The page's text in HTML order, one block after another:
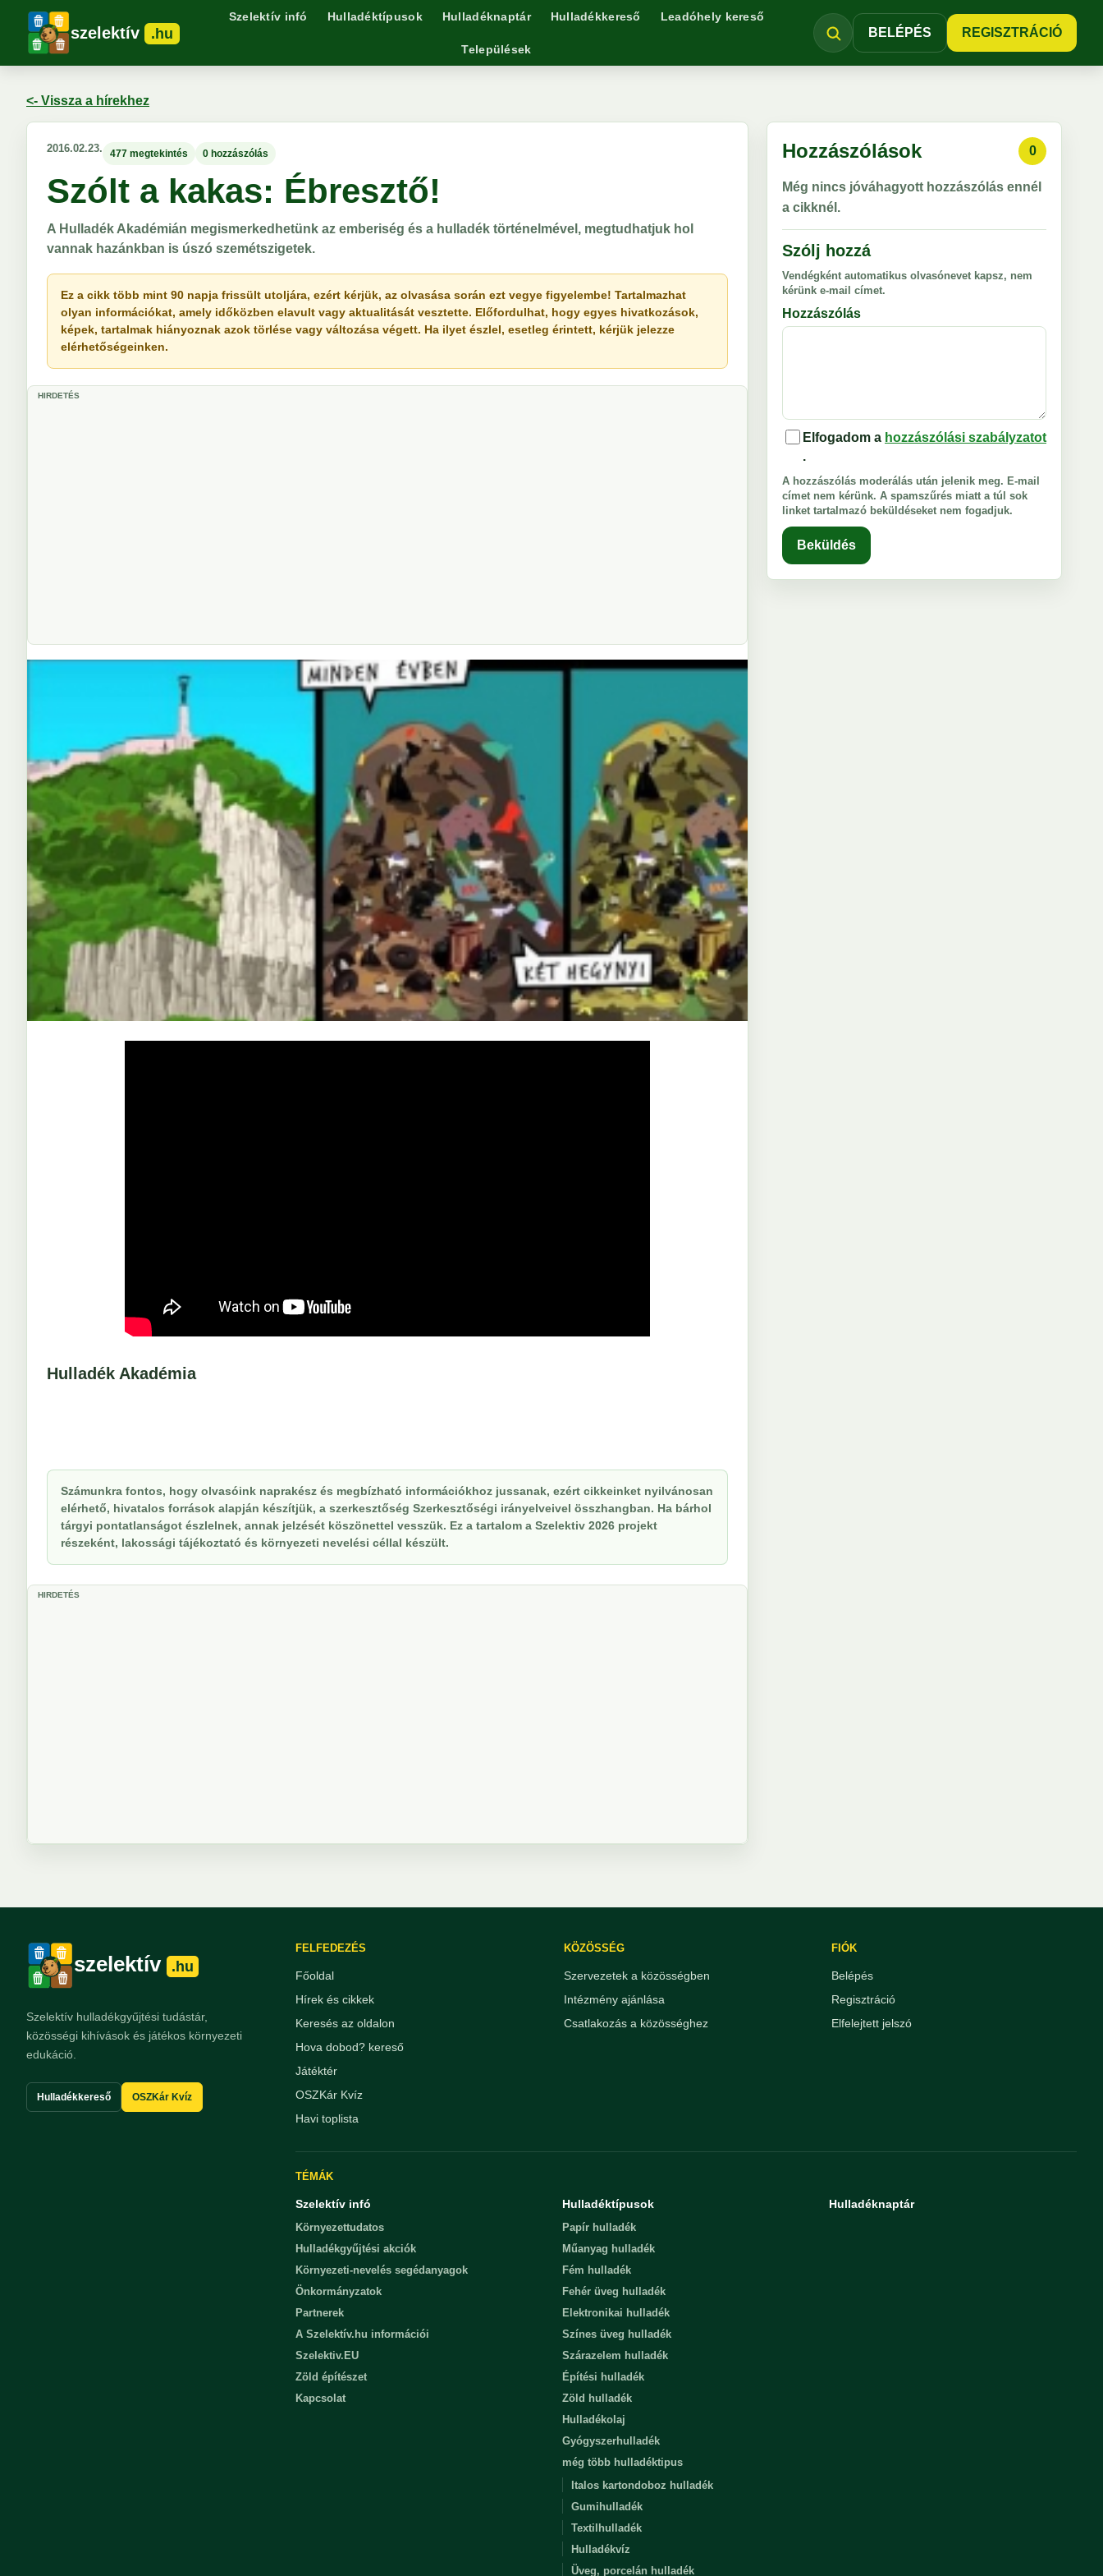
szelektív .hu
Szelektív infó Hulladéktípusok Hulladéknaptár Hulladékkereső Leadóhely kereső
Települések
BELÉPÉS REGISZTRÁCIÓ
<- Vissza a hírekhez
2016.02.23. 477 megtekintés 0 hozzászólás
Szólt a kakas: Ébresztő!
A Hulladék Akadémián megismerkedhetünk az emberiség és a hulladék történelmével, megtudhatjuk hol
vannak hazánkban is úszó szemétszigetek.
Ez a cikk több mint 90 napja frissült utoljára, ezért kérjük, az olvasása során ezt vegye figyelembe! Tartalmazhat
olyan információkat, amely időközben elavult vagy aktualitását vesztette. Előfordulhat, hogy egyes hivatkozások,
képek, tartalmak hiányoznak azok törlése vagy változása végett. Ha ilyet észlel, esetleg érintett, kérjük jelezze
elérhetőségeinken.
HIRDETÉS
Hulladék Akadémia
Számunkra fontos, hogy olvasóink naprakész és megbízható információkhoz jussanak, ezért cikkeinket nyilvánosan
elérhető, hivatalos források alapján készítjük, a szerkesztőség Szerkesztőségi irányelveivel összhangban. Ha bárhol
tárgyi pontatlanságot észlelnek, annak jelzését köszönettel vesszük. Ez a tartalom a Szelektiv 2026 projekt
részeként, lakossági tájékoztató és környezeti nevelési céllal készült.
HIRDETÉS
Hozzászólások 0
Még nincs jóváhagyott hozzászólás ennél
a cikknél.
Szólj hozzá
Vendégként automatikus olvasónevet kapsz, nem
kérünk e-mail címet.
Hozzászólás
Elfogadom a hozzászólási szabályzatot
.
A hozzászólás moderálás után jelenik meg. E-mail
címet nem kérünk. A spamszűrés miatt a túl sok
linket tartalmazó beküldéseket nem fogadjuk.
Beküldés
szelektív .hu
Szelektív hulladékgyűjtési tudástár,
közösségi kihívások és játékos környezeti
edukáció.
Hulladékkereső OSZKár Kvíz
FELFEDEZÉS
Főoldal
Hírek és cikkek
Keresés az oldalon
Hova dobod? kereső
Játéktér
OSZKár Kvíz
Havi toplista
KÖZÖSSÉG
Szervezetek a közösségben
Intézmény ajánlása
Csatlakozás a közösséghez
FIÓK
Belépés
Regisztráció
Elfelejtett jelszó
TÉMÁK
Szelektív infó
Környezettudatos
Hulladékgyűjtési akciók
Környezeti-nevelés segédanyagok
Önkormányzatok
Partnerek
A Szelektív.hu információi
Szelektiv.EU
Zöld építészet
Kapcsolat
Hulladéktípusok
Papír hulladék
Műanyag hulladék
Fém hulladék
Fehér üveg hulladék
Elektronikai hulladék
Színes üveg hulladék
Szárazelem hulladék
Építési hulladék
Zöld hulladék
Hulladékolaj
Gyógyszerhulladék
még több hulladéktipus
Italos kartondoboz hulladék
Gumihulladék
Textilhulladék
Hulladékvíz
Üveg, porcelán hulladék
Hulladéknaptár